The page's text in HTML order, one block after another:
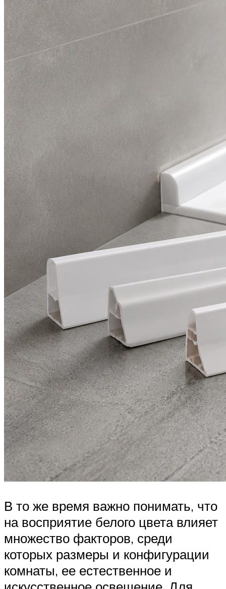
В то же время важно понимать, что
на восприятие белого цвета влияет
множество факторов, среди
которых размеры и конфигурации
комнаты, ее естественное и